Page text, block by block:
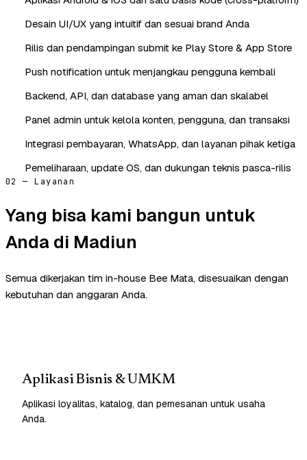
Desain UI/UX yang intuitif dan sesuai brand Anda
Rilis dan pendampingan submit ke Play Store & App Store
Push notification untuk menjangkau pengguna kembali
Backend, API, dan database yang aman dan skalabel
Panel admin untuk kelola konten, pengguna, dan transaksi
Integrasi pembayaran, WhatsApp, dan layanan pihak ketiga
Pemeliharaan, update OS, dan dukungan teknis pasca-rilis
02 — Layanan
Yang bisa kami bangun untuk
Anda di Madiun
Semua dikerjakan tim in-house Bee Mata, disesuaikan dengan
kebutuhan dan anggaran Anda.
Aplikasi Bisnis & UMKM
Aplikasi loyalitas, katalog, dan pemesanan untuk usaha
Anda.